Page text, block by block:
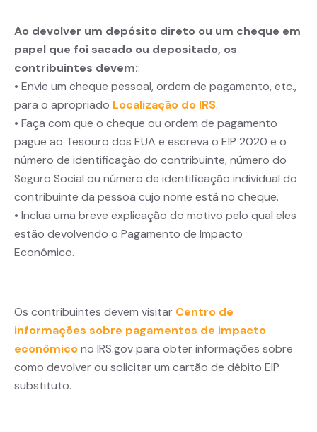
Ao devolver um depósito direto ou um cheque em
papel que foi sacado ou depositado, os
contribuintes devem::
• Envie um cheque pessoal, ordem de pagamento, etc.,
para o apropriado Localização do IRS.
• Faça com que o cheque ou ordem de pagamento
pague ao Tesouro dos EUA e escreva o EIP 2020 e o
número de identificação do contribuinte, número do
Seguro Social ou número de identificação individual do
contribuinte da pessoa cujo nome está no cheque.
• Inclua uma breve explicação do motivo pelo qual eles
estão devolvendo o Pagamento de Impacto
Econômico.
Os contribuintes devem visitar Centro de
informações sobre pagamentos de impacto
econômicono IRS.gov para obter informações sobre
como devolver ou solicitar um cartão de débito EIP
substituto.